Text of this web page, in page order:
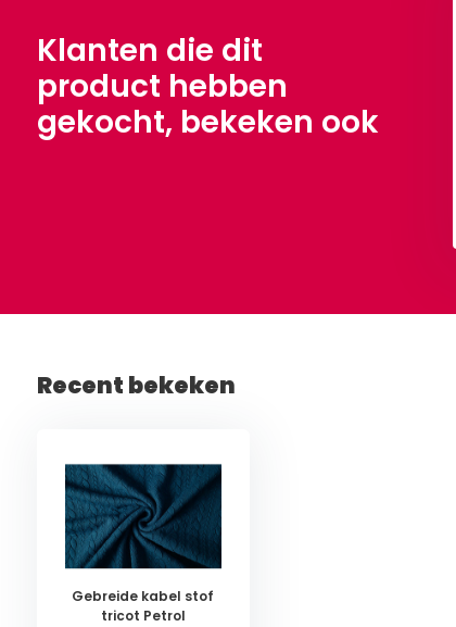
Klanten die dit
product hebben
gekocht, bekeken ook
€ 10,90
Recent bekeken
Gebreide kabel stof
tricot Petrol